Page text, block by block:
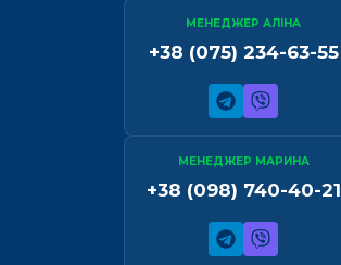
МЕНЕДЖЕР АЛІНА
+38 (075) 234-63-55
МЕНЕДЖЕР МАРИНА
+38 (098) 740-40-21